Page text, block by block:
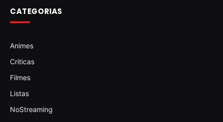
CATEGORIAS
Animes
Criticas
Filmes
Listas
NoStreaming